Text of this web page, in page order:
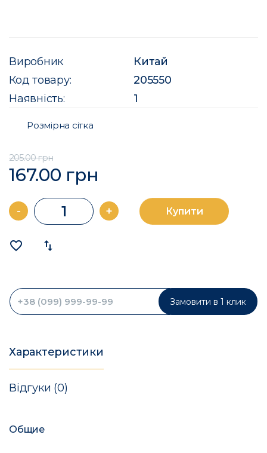
Виробник
Китай
Код товару:
205550
Наявність:
1
Розмірна сітка
205.00 грн
167.00 грн
- + Купити
favorite_border import_export
Замовити в 1 клик
Характеристики
Відгуки (0)
Общие